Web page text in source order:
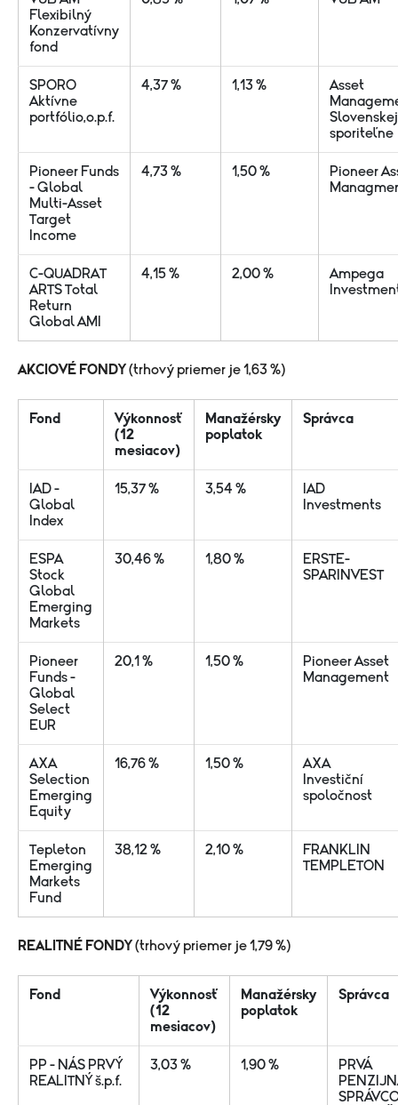
Flexibilný
Konzervatívny
fond
SPORO
Aktívne
portfólio,o.p.f.
4,37 % 1,13 %
Asset
Slovenskej
sporiteľne
Pioneer Funds
- Global
Multi-Asset
Target
Income
4,73 % 1,50 %
Pioneer
C-QUADRAT
ARTS Total
Return
Global AMI
4,15 % 2,00 %
Ampega
AKCIOVÉ FONDY(trhový priemer je 1,63 %)
Fond
Výkonnosť
(12
mesiacov)
Manažérsky
poplatok
Správca
IAD -
Global
Index
15,37 % 3,54 %
IAD
Investments
ESPA
Stock
Global
Emerging
Markets
30,46 % 1,80 %
ERSTE-
SPARINVEST
Pioneer
Funds -
Global
Select
EUR
20,1 % 1,50 %
Pioneer Asset
Management
AXA
Selection
Emerging
Equity
16,76 % 1,50 %
AXA
Investiční
spoločnost
Tepleton
Emerging
Markets
Fund
38,12 % 2,10 %
FRANKLIN
TEMPLETON
REALITNÉ FONDY(trhový priemer je 1,79 %)
Fond
Výkonnosť
(12
mesiacov)
Manažérsky
poplatok
Správca
PP - NÁS PRVÝ
REALITNÝ š.p.f.
3,03 % 1,90 %
PRVÁ